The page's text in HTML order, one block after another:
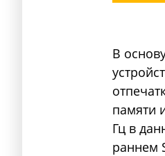
В
памяти
Гц в
раннем